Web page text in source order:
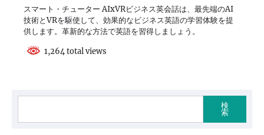
スマート・チューター AIxVRビジネス英会話は、最先端のAI
技術とVRを駆使して、効果的なビジネス英語の学習体験を提
供します。革新的な方法で英語を習得しましょう。
1,264 total views
検
索